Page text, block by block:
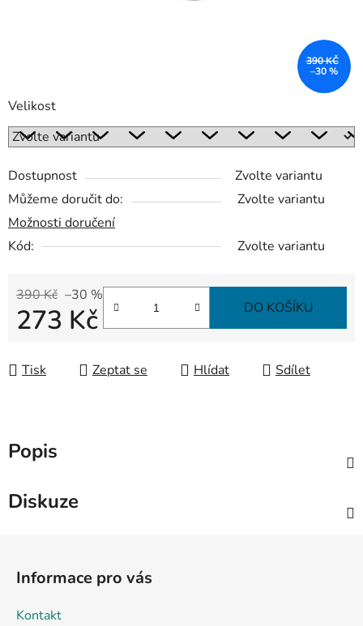
Velikost
Dostupnost
Zvolte variantu
Můžeme doručit do:
Zvolte variantu
Možnosti doručení
Kód:
Zvolte variantu
390 Kč –30 %
273 Kč DO KOŠÍKU
Tisk Zeptat se Hlídat Sdílet
390 KČ
–30 %
Popis
Diskuze
Informace pro vás
Kontakt